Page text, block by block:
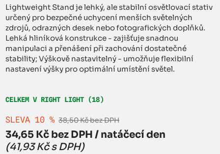
Lightweight Stand je lehký, ale stabilní osvětlovací stativ
určený pro bezpečné uchycení menších světelných
zdrojů, odrazných desek nebo fotografických doplňků.
Lehká hliníková konstrukce - zajišťuje snadnou
manipulaci a přenášení při zachování dostatečné
stability; Výškově nastavitelný - umožňuje flexibilní
nastavení výšky pro optimální umístění světel.
CELKEM V RIGHT LIGHT (18)
SLEVA 10 % 38,50 Kč bez DPH
34,65 Kč bez DPH / natáčecí den
(41,93 Kč s DPH)